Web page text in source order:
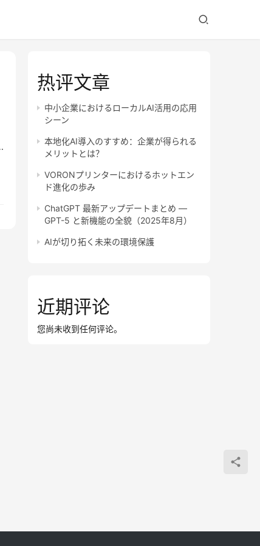
热评文章
中小企業におけるローカルAI活用の応用
シーン
本地化AI導入のすすめ：企業が得られる
メリットとは？
VORONプリンターにおけるホットエン
ド進化の歩み
ChatGPT 最新アップデートまとめ —
GPT-5 と新機能の全貌（2025年8月）
AIが切り拓く未来の環境保護
近期评论
您尚未收到任何评论。